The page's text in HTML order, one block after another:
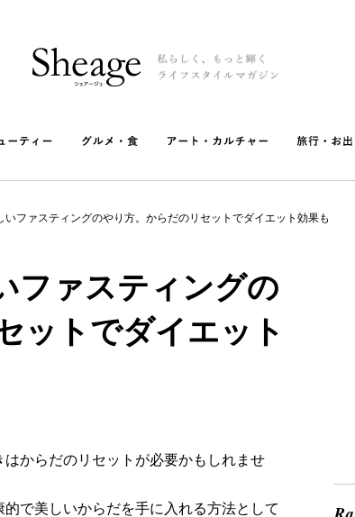
いファスティングのやり方。からだのリセットでダイエット効果も
ファスティングの
ットでダイエット
からだのリセットが必要かもしれませ
で美しいからだを手に入れる方法として